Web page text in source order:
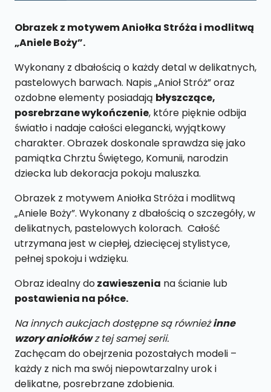
Boży”.
S205
Obrazek z motywem Aniołka Stróża i modlitwą
„Aniele Boży”.
Wykonany z dbałością o każdy detal w delikatnych,
pastelowych barwach. Napis „Anioł Stróż” oraz
ozdobne elementy posiadają błyszczące,
posrebrzane wykończenie, które pięknie odbija
światło i nadaje całości elegancki, wyjątkowy
charakter. Obrazek doskonale sprawdza się jako
pamiątka Chrztu Świętego, Komunii, narodzin
dziecka lub dekoracja pokoju maluszka.
Obrazek z motywem Aniołka Stróża i modlitwą
„Aniele Boży”. Wykonany z dbałością o szczegóły, w
delikatnych, pastelowych kolorach. Całość
utrzymana jest w ciepłej, dziecięcej stylistyce,
pełnej spokoju i wdzięku.
Obraz idealny dozawieszenia na ścianie lub
postawienia na półce.
Na innych aukcjach dostępne są równieżinne
wzory aniołkówz tej samej serii.
Zachęcam do obejrzenia pozostałych modeli –
każdy z nich ma swój niepowtarzalny urok i
delikatne, posrebrzane zdobienia.